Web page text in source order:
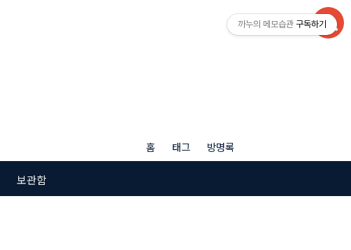
홈 태그 방명록
보관함
까누의 메모습관 구독하기